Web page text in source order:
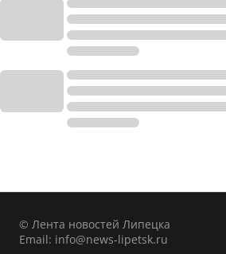
© Лента новостей Липецка
Email: info@news-lipetsk.ru